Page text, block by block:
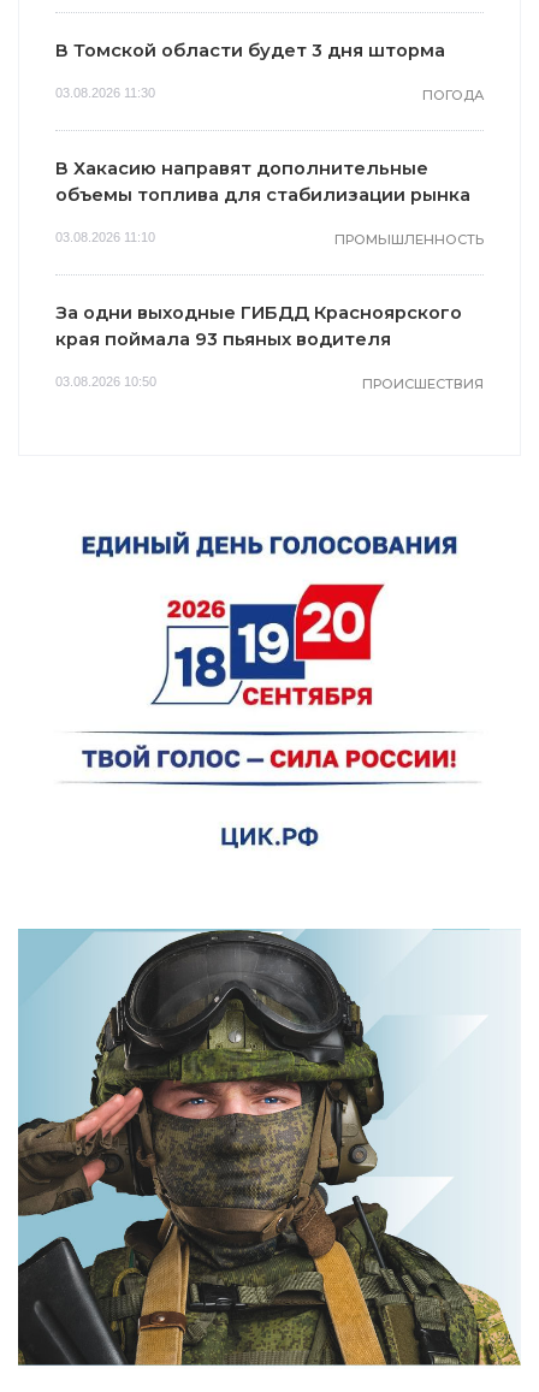
В Томской области будет 3 дня шторма
03.08.2026 11:30 ПОГОДА
В Хакасию направят дополнительные
объемы топлива для стабилизации рынка
03.08.2026 11:10 ПРОМЫШЛЕННОСТЬ
За одни выходные ГИБДД Красноярского
края поймала 93 пьяных водителя
03.08.2026 10:50 ПРОИСШЕСТВИЯ